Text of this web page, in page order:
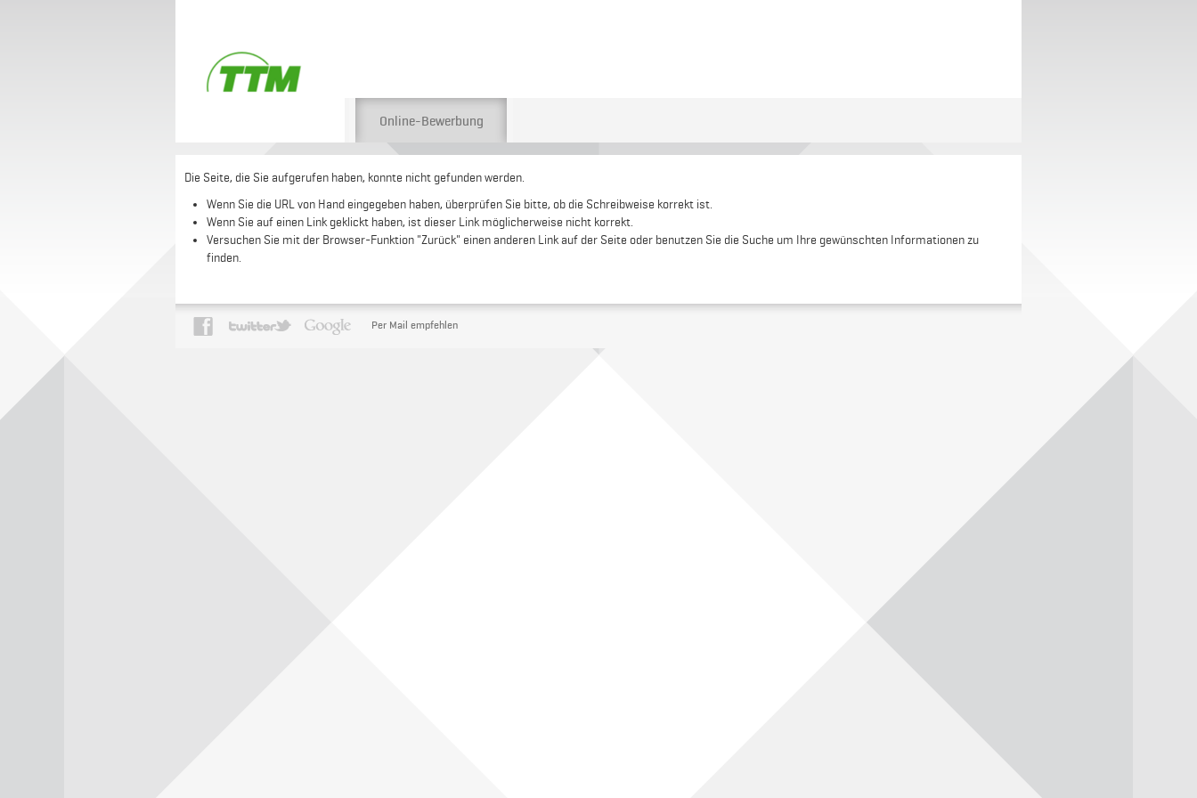
Online-Bewerbung
Die Seite, die Sie aufgerufen haben, konnte nicht gefunden werden.
Wenn Sie die URL von Hand eingegeben haben, überprüfen Sie bitte, ob die Schreibweise korrekt ist.
Wenn Sie auf einen Link geklickt haben, ist dieser Link möglicherweise nicht korrekt.
Versuchen Sie mit der Browser-Funktion "Zurück" einen anderen Link auf der Seite oder benutzen Sie die Suche um Ihre gewünschten Informationen zu
finden.
Per Mail empfehlen